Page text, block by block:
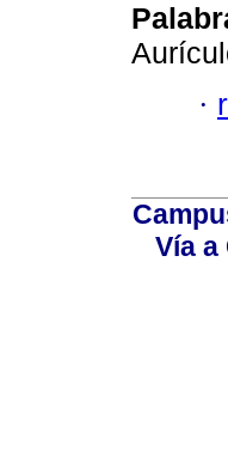
·
Vía a